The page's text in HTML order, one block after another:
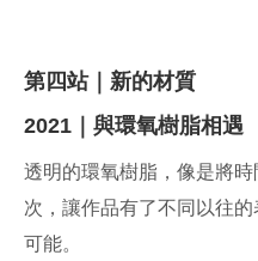
第四站｜新的材質
2021｜與環氧樹脂相遇
透明的環氧樹脂，像是將
次，讓作品有了不同以往
可能。